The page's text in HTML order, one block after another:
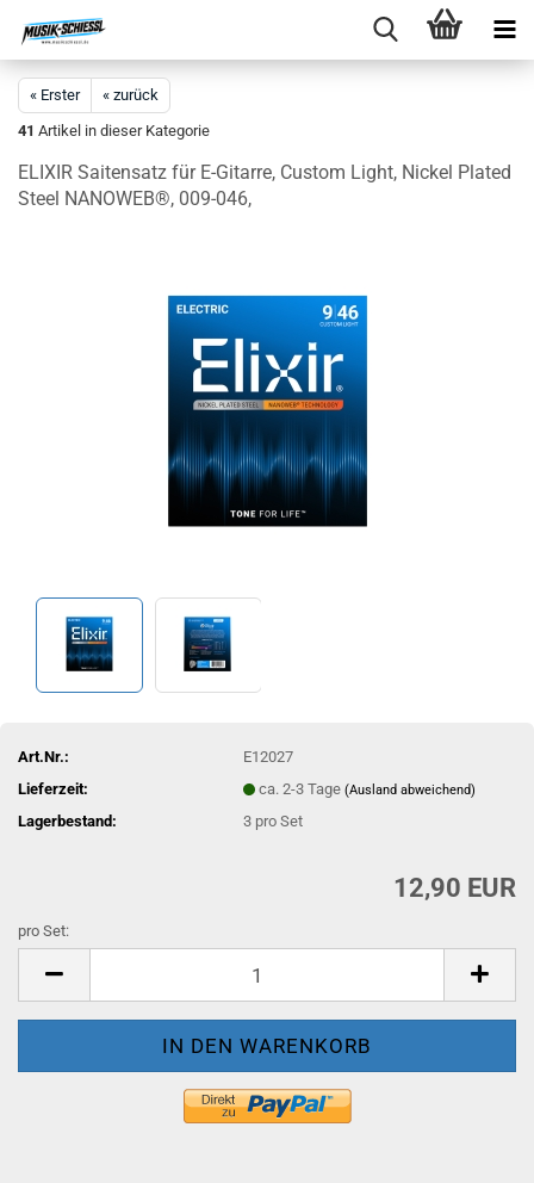
« Erster
« zurück
41 Artikel in dieser Kategorie
ELIXIR Saitensatz für E-Gitarre, Custom Light, Nickel Plated
Steel NANOWEB®, 009-046,
Art.Nr.:
E12027
Lieferzeit:
ca. 2-3 Tage(Ausland abweichend)
Lagerbestand: 3 pro Set
12,90 EUR
pro Set: